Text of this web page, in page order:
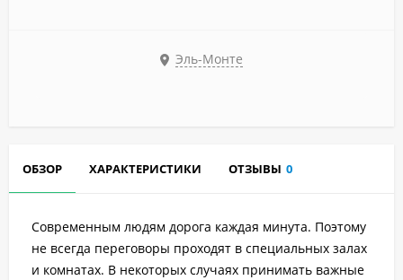
Эль-Монте
ОБЗОР ХАРАКТЕРИСТИКИ ОТЗЫВЫ 0
Современным людям дорога каждая минута. Поэтому
не всегда переговоры проходят в специальных залах
и комнатах. В некоторых случаях принимать важные